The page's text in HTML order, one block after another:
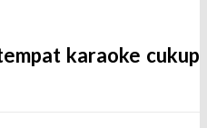
karaoke cukup